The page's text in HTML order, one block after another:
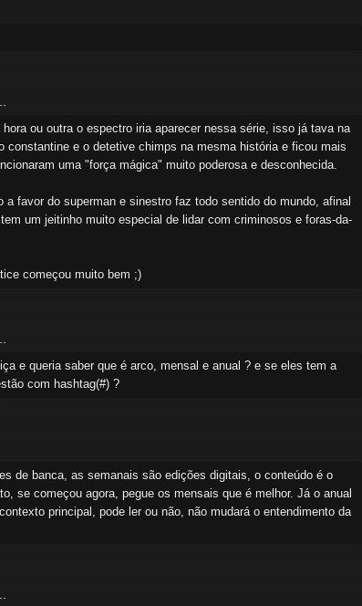
ou outra o espectro iria aparecer nessa série, isso já tava na
constantine e o detetive chimps na mesma história e ficou mais
uma "força mágica" muito poderosa e desconhecida.
a favor do superman e sinestro faz todo sentido do mundo, afinal
um jeitinho muito especial de lidar com criminosos e foras-da-
começou muito bem ;)
e queria saber que é arco, mensal e anual ? e se eles tem a
com hashtag(#) ?
de banca, as semanais são edições digitais, o conteúdo é o
se começou agora, pegue os mensais que é melhor. Já o anual
principal, pode ler ou não, não mudará o entendimento da